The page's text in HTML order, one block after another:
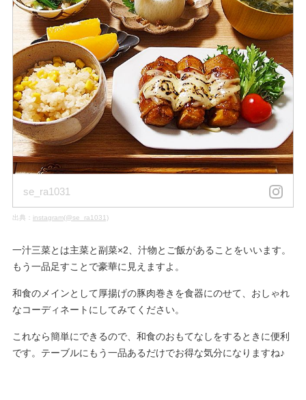
se_ra1031
出典： instagram(@se_ra1031)
一汁三菜とは主菜と副菜×2、汁物とご飯があることをいいます。
もう一品足すことで豪華に見えますよ。
和食のメインとして厚揚げの豚肉巻きを食器にのせて、おしゃれ
なコーディネートにしてみてください。
これなら簡単にできるので、和食のおもてなしをするときに便利
です。テーブルにもう一品あるだけでお得な気分になりますね♪